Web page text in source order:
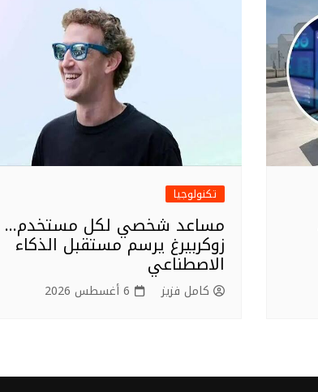
تكنولوجيا
مساعد شخصي لكل مستخدم…
زوكربيرغ يرسم مستقبل الذكاء
الاصطناعي
كامل فزيز 6 أغسطس 2026